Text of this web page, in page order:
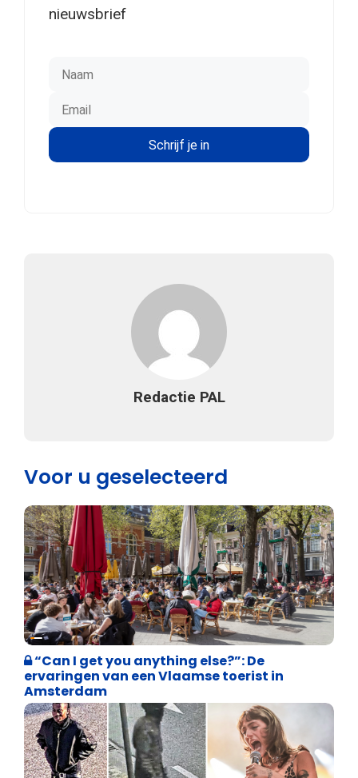
nieuwsbrief
Redactie PAL
Voor u geselecteerd
Vrijheid van meningsuiting
“Can I get you anything else?”: De
ervaringen van een Vlaamse toerist in
Amsterdam